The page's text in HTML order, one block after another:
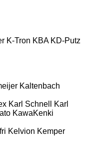
K-Tron KBA KD-Putz
Kaltenbach
Karl Schnell
Karl
KawaKenki
Kelvion Kemper